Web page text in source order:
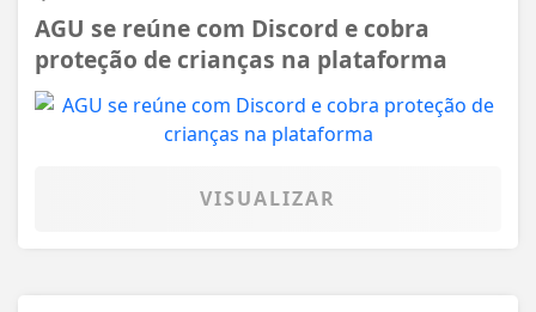
AGU se reúne com Discord e cobra
proteção de crianças na plataforma
VISUALIZAR